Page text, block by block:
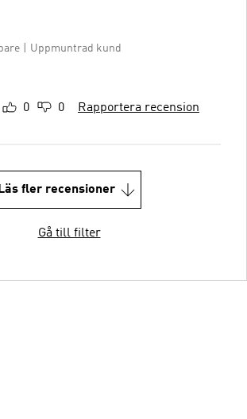
Uppmuntrad kund
0 0 Rapportera recension
Läs fler recensioner
Gå till filter